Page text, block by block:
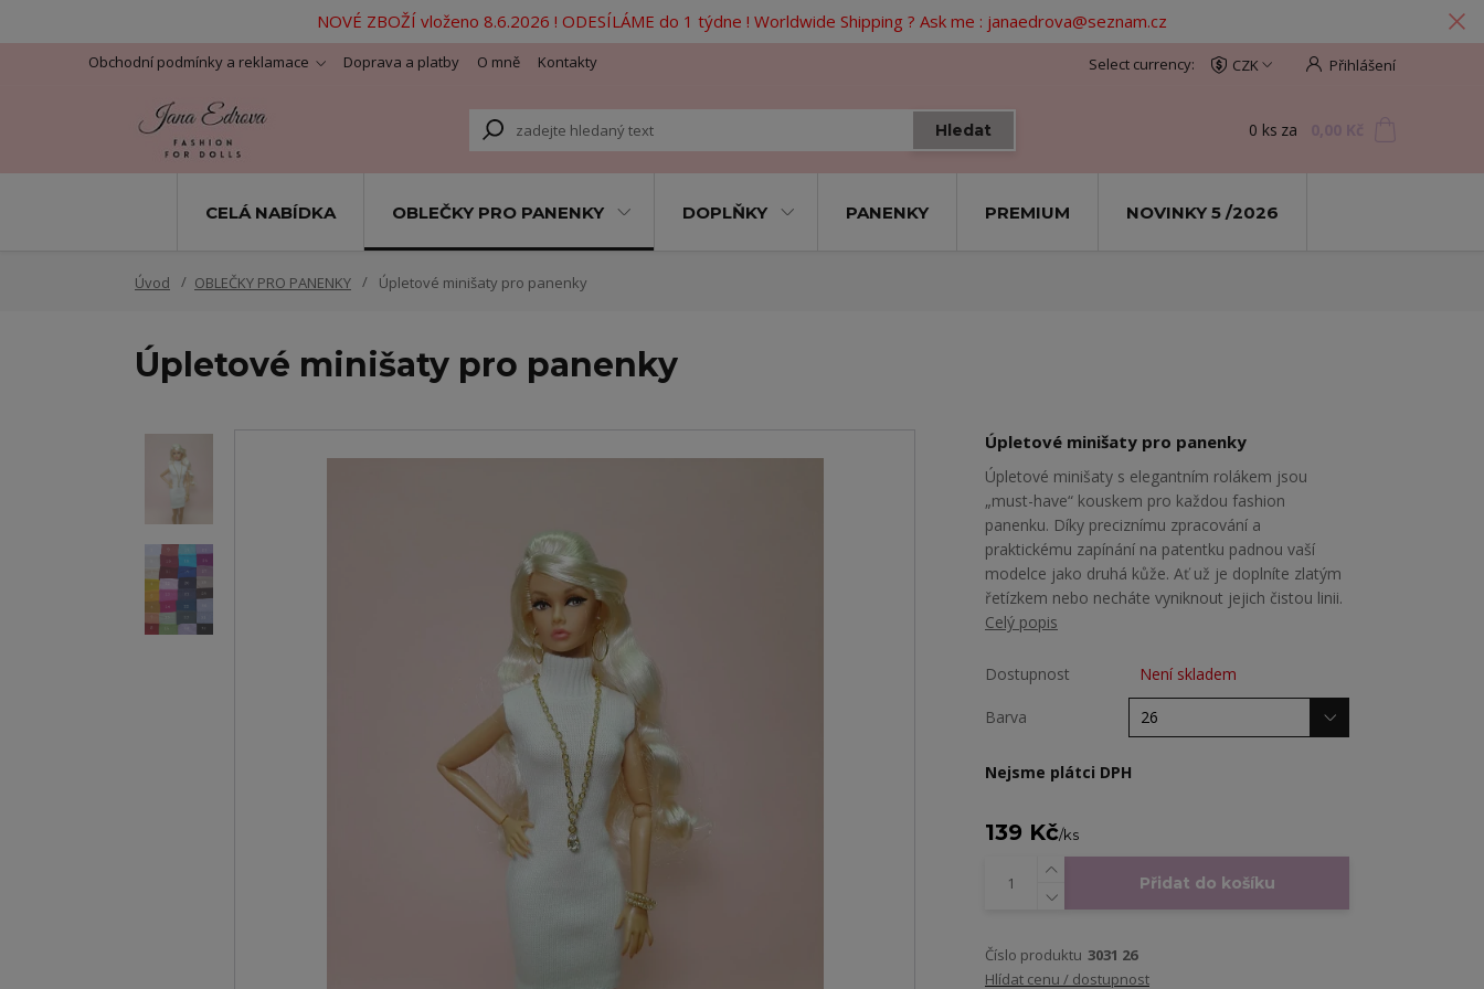
NOVÉ ZBOŽÍ vloženo 8.6.2026 ! ODESÍLÁME do 1 týdne ! Worldwide Shipping ? Ask me : janaedrova@seznam.cz
Obchodní podmínky a reklamace Doprava a platby O mně Kontakty CZK Přihlášení
Hledat 0 ks za
CELÁ NABÍDKA OBLEČKY PRO PANENKY DOPLŇKY PANENKY PREMIUM NOVINKY 5 /2026
Úvod OBLEČKY PRO PANENKY Úpletové minišaty pro panenky
Úpletové minišaty pro panenky
Úpletové minišaty pro panenky
Úpletové minišaty s elegantním rolákem jsou
„must-have“ kouskem pro každou fashion
panenku. Díky preciznímu zpracování a
praktickému zapínání na patentku padnou vaší
modelce jako druhá kůže. Ať už je doplníte zlatým
řetízkem nebo necháte vyniknout jejich čistou linii.
Celý popis
Dostupnost Není skladem
Barva
Nejsme plátci DPH
139 Kč/ks
Přidat do košíku
Číslo produktu 3031 26
Hlídat cenu / dostupnost